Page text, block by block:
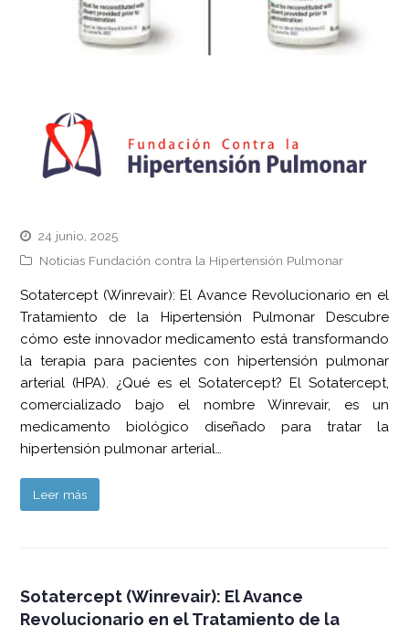
24 junio, 2025
Noticias Fundación contra la Hipertensión Pulmonar
Sotatercept (Winrevair): El Avance Revolucionario en el
Tratamiento de la Hipertensión Pulmonar Descubre
cómo este innovador medicamento está transformando
la terapia para pacientes con hipertensión pulmonar
arterial (HPA). ¿Qué es el Sotatercept? El Sotatercept,
comercializado bajo el nombre Winrevair, es un
medicamento biológico diseñado para tratar la
hipertensión pulmonar arterial…
Leer más
Sotatercept (Winrevair): El Avance
Revolucionario en el Tratamiento de la